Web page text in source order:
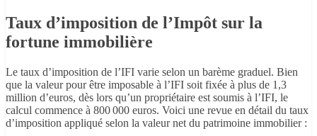
Taux d’imposition de l’Impôt sur la
fortune immobilière
Le taux d’imposition de l’IFI varie selon un barème graduel. Bien
que la valeur pour être imposable à l’IFI soit fixée à plus de 1,3
million d’euros, dès lors qu’un propriétaire est soumis à l’IFI, le
calcul commence à 800 000 euros. Voici une revue en détail du taux
d’imposition appliqué selon la valeur net du patrimoine immobilier :